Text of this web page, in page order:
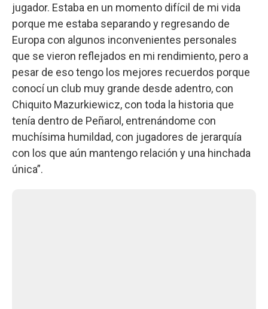
jugador. Estaba en un momento difícil de mi vida
porque me estaba separando y regresando de
Europa con algunos inconvenientes personales
que se vieron reflejados en mi rendimiento, pero a
pesar de eso tengo los mejores recuerdos porque
conocí un club muy grande desde adentro, con
Chiquito Mazurkiewicz, con toda la historia que
tenía dentro de Peñarol, entrenándome con
muchísima humildad, con jugadores de jerarquía
con los que aún mantengo relación y una hinchada
única”.